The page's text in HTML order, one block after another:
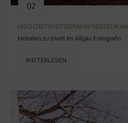
02
HOCHZEITSFOTOGRAFIN
Heiraten zu zweit im Allgäu Fotografin
WEITERLESEN